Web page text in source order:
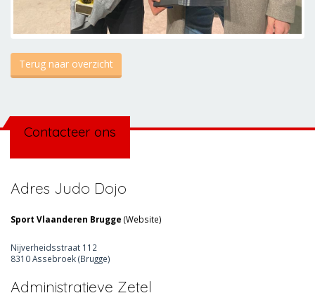
Terug naar overzicht
Contacteer ons
Adres Judo Dojo
Sport Vlaanderen Brugge (Website)
Nijverheidsstraat 112
8310 Assebroek (Brugge)
Administratieve Zetel